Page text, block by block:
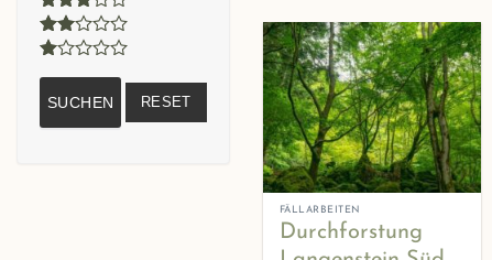
+
FÄLLARBEITEN
Durchforstung